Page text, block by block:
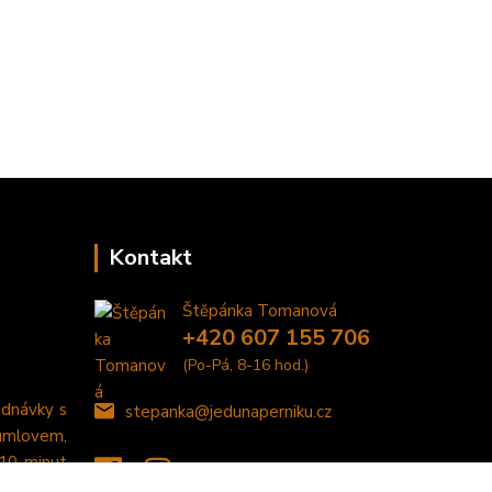
s
minut
Kontakt
Štěpánka Tomanová
+420 607 155 706
(Po-Pá, 8-16 hod.)
stepanka@jedunaperniku.cz